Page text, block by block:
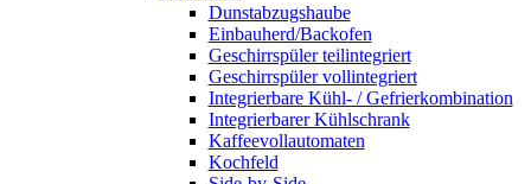
Dunstabzugshaube
Einbauherd/Backofen
Geschirrspüler teilintegriert
Geschirrspüler vollintegriert
Integrierbare Kühl- / Gefrierkombination
Integrierbarer Kühlschrank
Kaffeevollautomaten
Kochfeld